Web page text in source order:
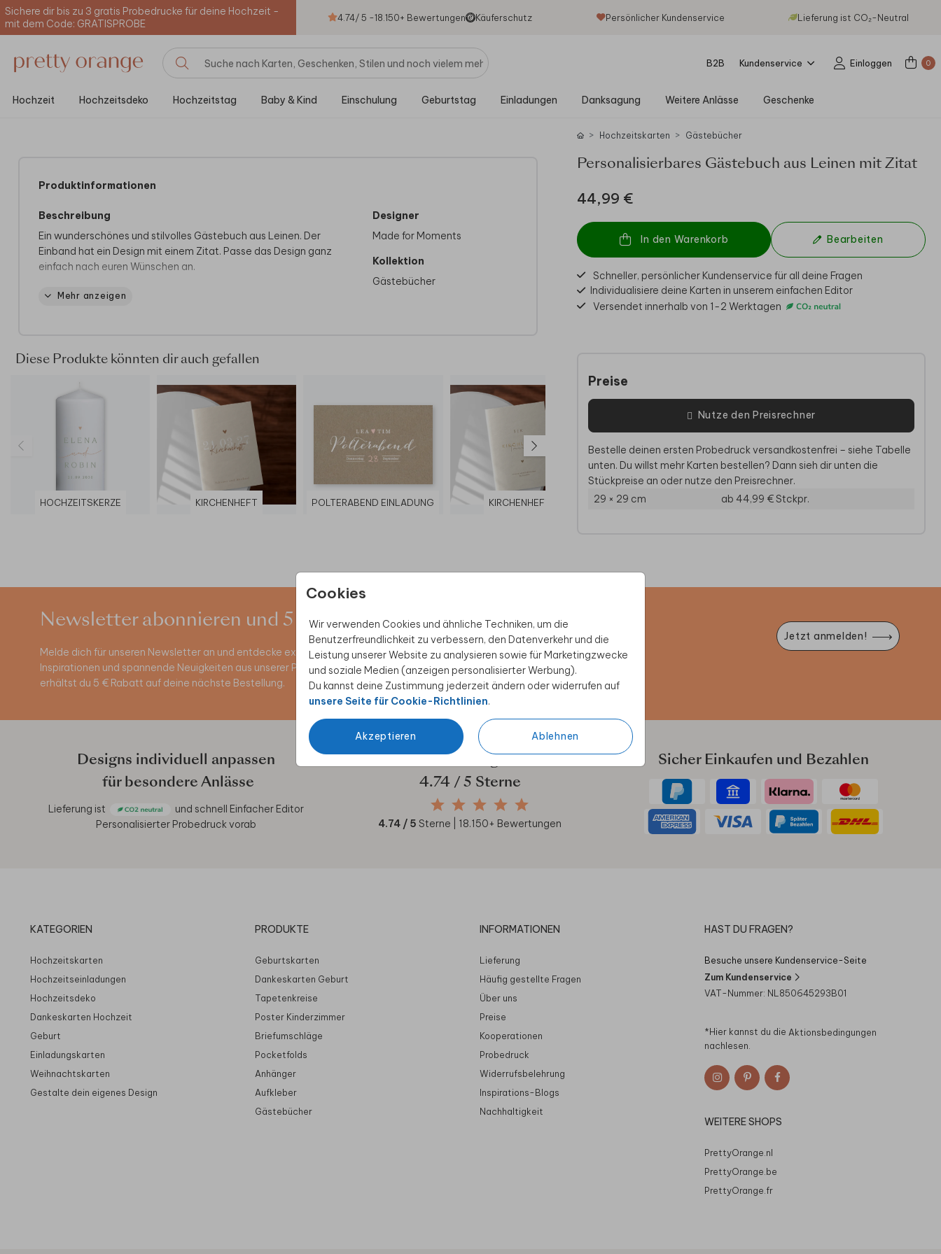
Sichere dir bis zu 3 gratis Probedrucke für deine Hochzeit -
mit dem Code: GRATISPROBE
4.74/ 5 -18.150+ Bewertungen Käuferschutz Persönlicher Kundenservice Lieferung ist CO₂-Neutral
B2B Kundenservice Einloggen 0
Hochzeit Hochzeitsdeko Hochzeitstag Baby & Kind Einschulung Geburtstag Einladungen Danksagung Weitere Anlässe Geschenke
Cookies
Wir verwenden Cookies und ähnliche Techniken, um die
Benutzerfreundlichkeit zu verbessern, den Datenverkehr und die
Leistung unserer Website zu analysieren sowie für Marketingzwecke
und soziale Medien (anzeigen personalisierter Werbung).
Du kannst deine Zustimmung jederzeit ändern oder widerrufen auf
unsere Seite für Cookie-Richtlinien.
Akzeptieren Ablehnen
Produktinformationen
Beschreibung
Ein wunderschönes und stilvolles Gästebuch aus Leinen. Der
Einband hat ein Design mit einem Zitat. Passe das Design ganz
einfach nach euren Wünschen an.
Produktspezifikationen:
- Foliendruck nicht möglich
- Format groß / quadratisch: 30 x 30 cm
Mehr anzeigen
Designer
Made for Moments
Kollektion
Gästebücher
Diese Produkte könnten dir auch gefallen
HOCHZEITSKERZE KIRCHENHEFT POLTERABEND EINLADUNG KIRCHENHEFT KARTENBOX HOCHZEIT HOCHZEITSKERZE
Hochzeitskarten Gästebücher
Personalisierbares Gästebuch aus Leinen mit Zitat
44,99 €
In den Warenkorb Bearbeiten
Schneller, persönlicher Kundenservice für all deine Fragen
Individualisiere deine Karten in unserem einfachen Editor
Versendet innerhalb von 1-2 Werktagen
Preise
Nutze den Preisrechner
Bestelle deinen ersten Probedruck versandkostenfrei – siehe Tabelle
unten. Du willst mehr Karten bestellen? Dann sieh dir unten die
Stückpreise an oder nutze den Preisrechner.
29 × 29 cm
ab 44,99 €Stckpr.
Newsletter abonnieren und 5 € Rabatt sichern
Melde dich für unseren Newsletter an und entdecke exklusive Angebote, kreative
Inspirationen und spannende Neuigkeiten aus unserer Produktwelt. Als Dankeschön
erhältst du 5 € Rabatt auf deine nächste Bestellung.
Jetzt anmelden!
Designs individuell anpassen
für besondere Anlässe
Lieferung ist und schnell Einfacher Editor
Personalisierter Probedruck vorab
4.74/ 5 Sterne
4.74 / 5 Sterne | 18.150+ Bewertungen
Sicher Einkaufen und Bezahlen
KATEGORIEN
Hochzeitskarten
Hochzeitseinladungen
Hochzeitsdeko
Dankeskarten Hochzeit
Geburt
Einladungskarten
Weihnachtskarten
Gestalte dein eigenes Design
PRODUKTE
Geburtskarten
Dankeskarten Geburt
Tapetenkreise
Poster Kinderzimmer
Briefumschläge
Pocketfolds
Anhänger
Aufkleber
Gästebücher
INFORMATIONEN
Lieferung
Häufig gestellte Fragen
Über uns
Preise
Kooperationen
Probedruck
Widerrufsbelehrung
Inspirations-Blogs
Nachhaltigkeit
HAST DU FRAGEN?
Besuche unsere Kundenservice-Seite
Zum Kundenservice
VAT-Nummer: NL850645293B01
*Hier kannst du die Aktionsbedingungen
nachlesen.
WEITERE SHOPS
PrettyOrange.nl
PrettyOrange.be
PrettyOrange.fr